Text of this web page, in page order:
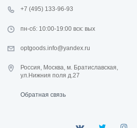
+7 (495) 133-96-93
пн-сб: 10:00-19:00 вск: вых
optgoods.info@yandex.ru
Россия, Москва, м. Братиславская,
ул.Нижния поля д.27
Обратная связь